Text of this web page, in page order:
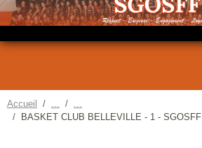
Accueil
BASKET CLUB BELLEVILLE - 1 - SGOSFF